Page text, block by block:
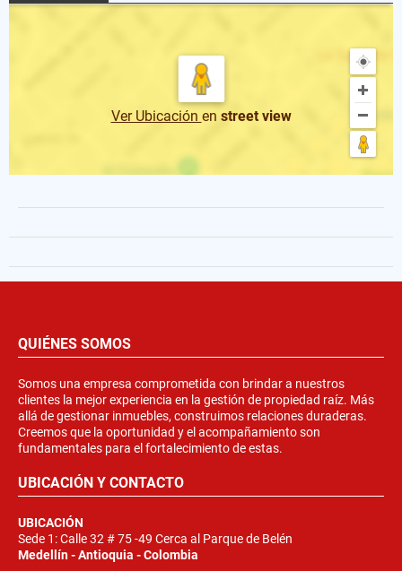
Ver Ubicación en street view
QUIÉNES SOMOS
Somos una empresa comprometida con brindar a nuestros
clientes la mejor experiencia en la gestión de propiedad raíz. Más
allá de gestionar inmuebles, construimos relaciones duraderas.
Creemos que la oportunidad y el acompañamiento son
fundamentales para el fortalecimiento de estas.
UBICACIÓN Y CONTACTO
UBICACIÓN
Sede 1: Calle 32 # 75 -49 Cerca al Parque de Belén
Medellín - Antioquia - Colombia